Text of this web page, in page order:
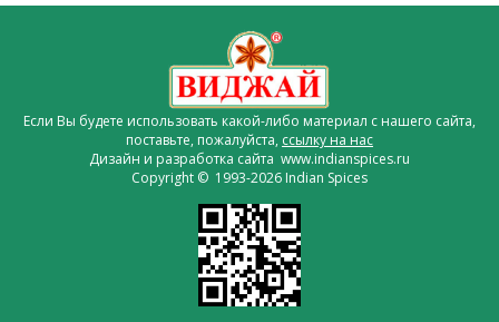
Если Вы будете использовать какой-либо материал с нашего сайта,
поставьте, пожалуйста, ссылку на нас
Дизайн и разработка сайта www.indianspices.ru
Copyright © 1993-2026 Indian Spices